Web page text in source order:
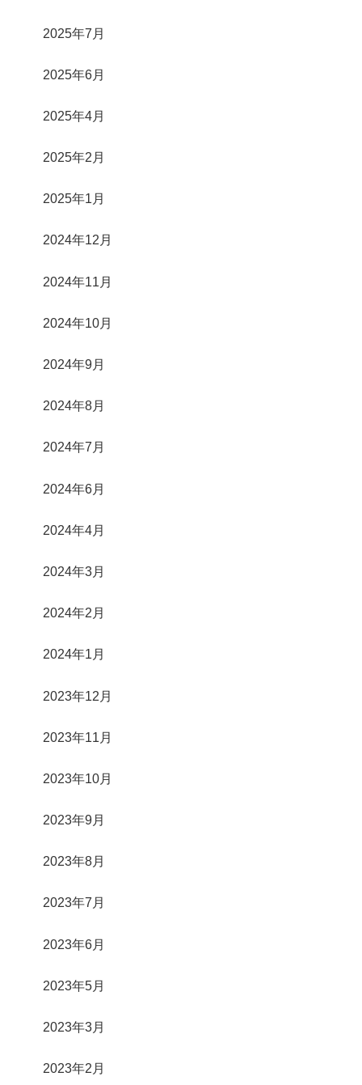
2025年7月
2025年6月
2025年4月
2025年2月
2025年1月
2024年12月
2024年11月
2024年10月
2024年9月
2024年8月
2024年7月
2024年6月
2024年4月
2024年3月
2024年2月
2024年1月
2023年12月
2023年11月
2023年10月
2023年9月
2023年8月
2023年7月
2023年6月
2023年5月
2023年3月
2023年2月